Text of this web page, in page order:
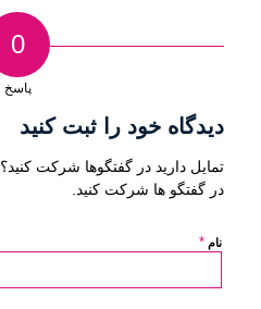
0
پاسخ
دیدگاه خود را ثبت کنید
تمایل دارید در گفتگوها شرکت کنید؟
در گفتگو ها شرکت کنید.
نام *